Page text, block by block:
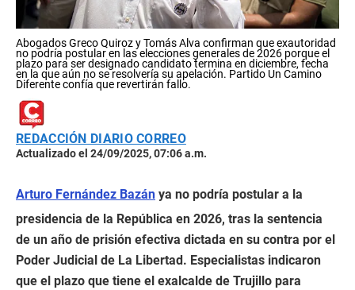
Abogados Greco Quiroz y Tomás Alva confirman que exautoridad
no podría postular en las elecciones generales de 2026 porque el
plazo para ser designado candidato termina en diciembre, fecha
en la que aún no se resolvería su apelación. Partido Un Camino
Diferente confía que revertirán fallo.
REDACCIÓN DIARIO CORREO
Actualizado el 24/09/2025, 07:06 a.m.
Arturo Fernández Bazán ya no podría postular a la
presidencia de la República en 2026, tras la sentencia
de un año de prisión efectiva dictada en su contra por el
Poder Judicial de La Libertad. Especialistas indicaron
que el plazo que tiene el exalcalde de Trujillo para